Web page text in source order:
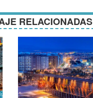
RELACIONADAS